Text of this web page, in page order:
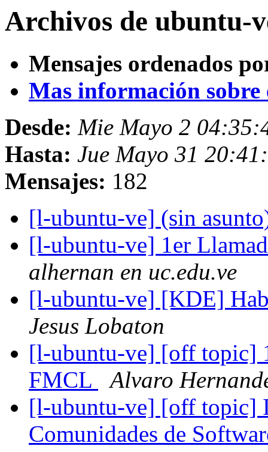
Archivos de ubuntu-
Mensajes ordenados
Mas información sobre
Desde: Mie Mayo 2
Hasta: Jue Mayo 31
Mensajes: 182
[l-ubuntu-ve] (sin
[l-ubuntu-ve] 1er
alhernan en uc.edu.ve
[l-ubuntu-ve] [KDE]
Jesus Lobaton
[l-ubuntu-ve] [off topic]
FMCL
Alvaro
[l-ubuntu-ve] [off topic]
Comunidades de